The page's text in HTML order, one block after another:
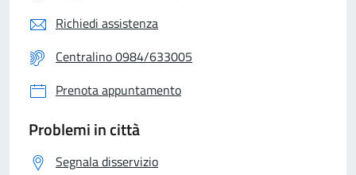
Richiedi assistenza
Centralino 0984/633005
Prenota appuntamento
Problemi in città
Segnala disservizio